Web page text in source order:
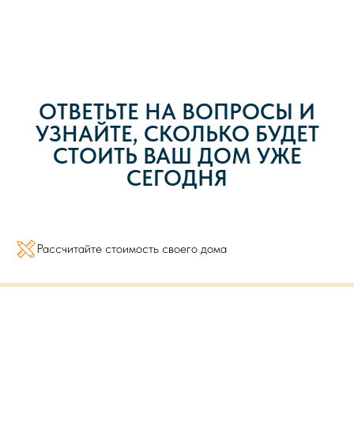
ОТВЕТЬТЕ НА ВОПРОСЫ И
УЗНАЙТЕ, СКОЛЬКО БУДЕТ
СТОИТЬ ВАШ ДОМ УЖЕ
СЕГОДНЯ
Рассчитайте стоимость своего дома